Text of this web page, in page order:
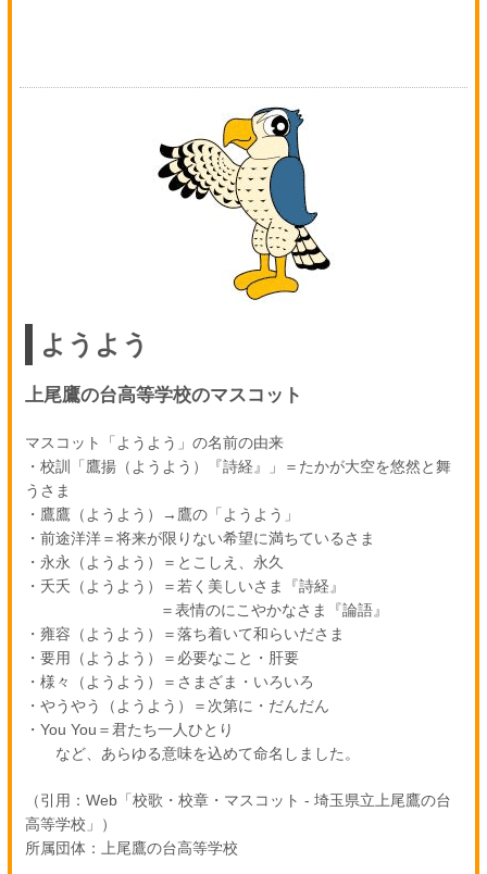
ようよう
上尾鷹の台高等学校のマスコット
マスコット「ようよう」の名前の由来
・校訓「鷹揚（ようよう）『詩経』」＝たかが大空を悠然と舞
うさま
・鷹鷹（ようよう）→鷹の「ようよう」
・前途洋洋＝将来が限りない希望に満ちているさま
・永永（ようよう）＝とこしえ、永久
・夭夭（ようよう）＝若く美しいさま『詩経』
＝表情のにこやかなさま『論語』
・雍容（ようよう）＝落ち着いて和らいださま
・要用（ようよう）＝必要なこと・肝要
・様々（ようよう）＝さまざま・いろいろ
・やうやう（ようよう）＝次第に・だんだん
・You You＝君たち一人ひとり
など、あらゆる意味を込めて命名しました。
（引用：Web「校歌・校章・マスコット - 埼玉県立上尾鷹の台
高等学校」）
所属団体：上尾鷹の台高等学校